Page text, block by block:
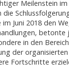
Meilenstein
die
Juni 2018 den
betonte
in den
der
Fortschritte